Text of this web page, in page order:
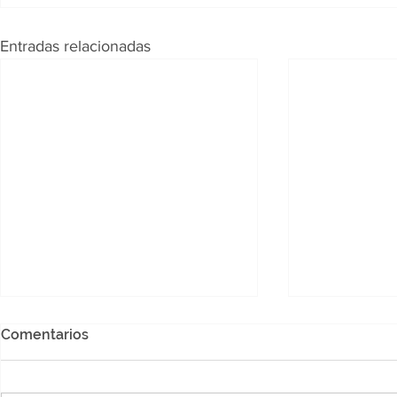
Entradas relacionadas
Comentarios